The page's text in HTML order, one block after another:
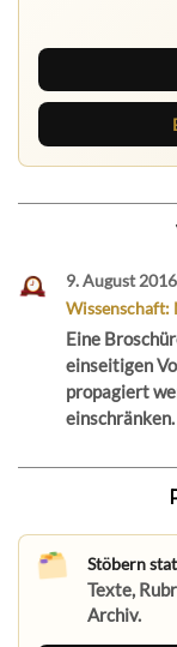
9. August 2016
Wissenschaft:
Eine
einseitigen
propagiert
einschränken.
Stöbern
Texte,
Archiv.